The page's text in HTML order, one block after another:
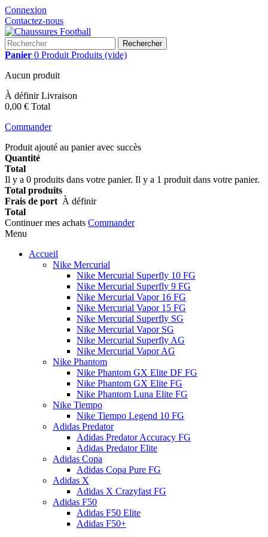
Connexion
Contactez-nous
Rechercher
Panier 0 Produit Produits (vide)
Aucun produit
À définirLivraison
0,00 € Total
Commander
Produit ajouté au panier avec succès
Quantité
Total
Il y a 0 produits dans votre panier. Il y a 1 produit dans votre panier.
Total produits
Frais de port À définir
Total
Continuer mes achats Commander
Menu
Accueil
Nike Mercurial
Nike Mercurial Superfly 10 FG
Nike Mercurial Superfly 9 FG
Nike Mercurial Vapor 16 FG
Nike Mercurial Vapor 15 FG
Nike Mercurial Superfly SG
Nike Mercurial Vapor SG
Nike Mercurial Superfly AG
Nike Mercurial Vapor AG
Nike Phantom
Nike Phantom GX Elite DF FG
Nike Phantom GX Elite FG
Nike Phantom Luna Elite FG
Nike Tiempo
Nike Tiempo Legend 10 FG
Adidas Predator
Adidas Predator Accuracy FG
Adidas Predator Elite
Adidas Copa
Adidas Copa Pure FG
Adidas X
Adidas X Crazyfast FG
Adidas F50
Adidas F50 Elite
Adidas F50+